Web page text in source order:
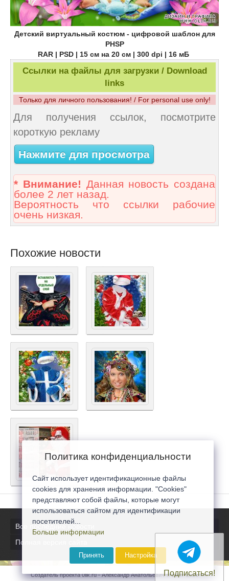
Детский виртуальный костюм - цифровой шаблон для
PHSP
RAR | PSD | 15 см на 20 см | 300 dpi | 16 мБ
Ссылки на файлы для загрузки / Download
links
Только для личного пользования! / For personal use only!
Для получения ссылок, посмотрите
короткую рекламу
Нажмите для просмотра
* Внимание! Данная новость создана
более 2 лет назад.
Вероятность что ссылки рабочие
очень низкая.
Похожие новости
Все последние новости
Полная версия сайта
Создатель проекта 0lik.ru - Александр Анатольевич © 2007-2026
Подписаться!
Политика конфиденциальности
Сайт использует идентификационные файлы
cookies для хранения информации. "Cookies"
представляют собой файлы, которые могут
использоваться сайтом для идентификации
посетителей...
Больше информации
Принять Настройка